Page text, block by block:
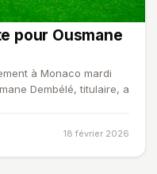
pour Ousmane
à Monaco mardi
Dembélé, titulaire, a
18 février 2026